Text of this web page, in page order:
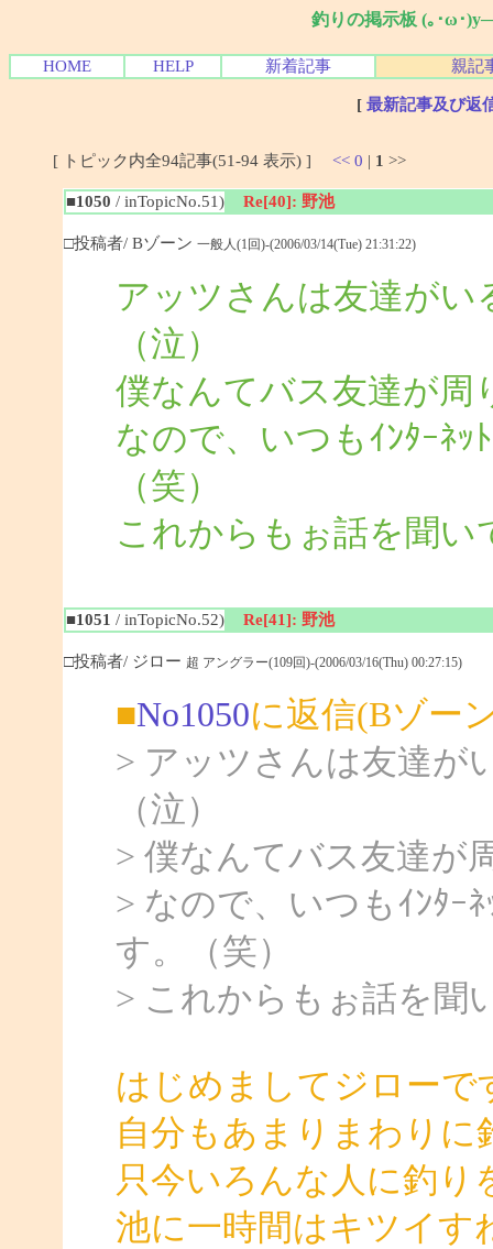
釣りの掲示板 (｡･ω･
HOME HELP 新着記事 親記
[ 最新記事及び返
[ トピック内全94記事(51-94 表示) ] << 0 | 1 >>
■1050 / inTopicNo.51) Re[40]: 野池
□投稿者/ Bゾーン 一般人(1回)-(2006/03/14(Tue) 21:31:22)
アッツさんは友達が
（泣）
僕なんてバス友達が周
なので、いつもｲﾝﾀｰﾈ
（笑）
これからもぉ話を聞い
■1051 / inTopicNo.52) Re[41]: 野池
□投稿者/ ジロー 超 アングラー(109回)-(2006/03/16(Thu) 00:27:15)
■No1050に返信(Bゾー
> アッツさんは友達が
（泣）
> 僕なんてバス友達が
> なので、いつもｲﾝﾀｰ
す。（笑）
> これからもぉ話を聞
はじめましてジローで
自分もあまりまわりに
只今いろんな人に釣り
池に一時間はキツイす